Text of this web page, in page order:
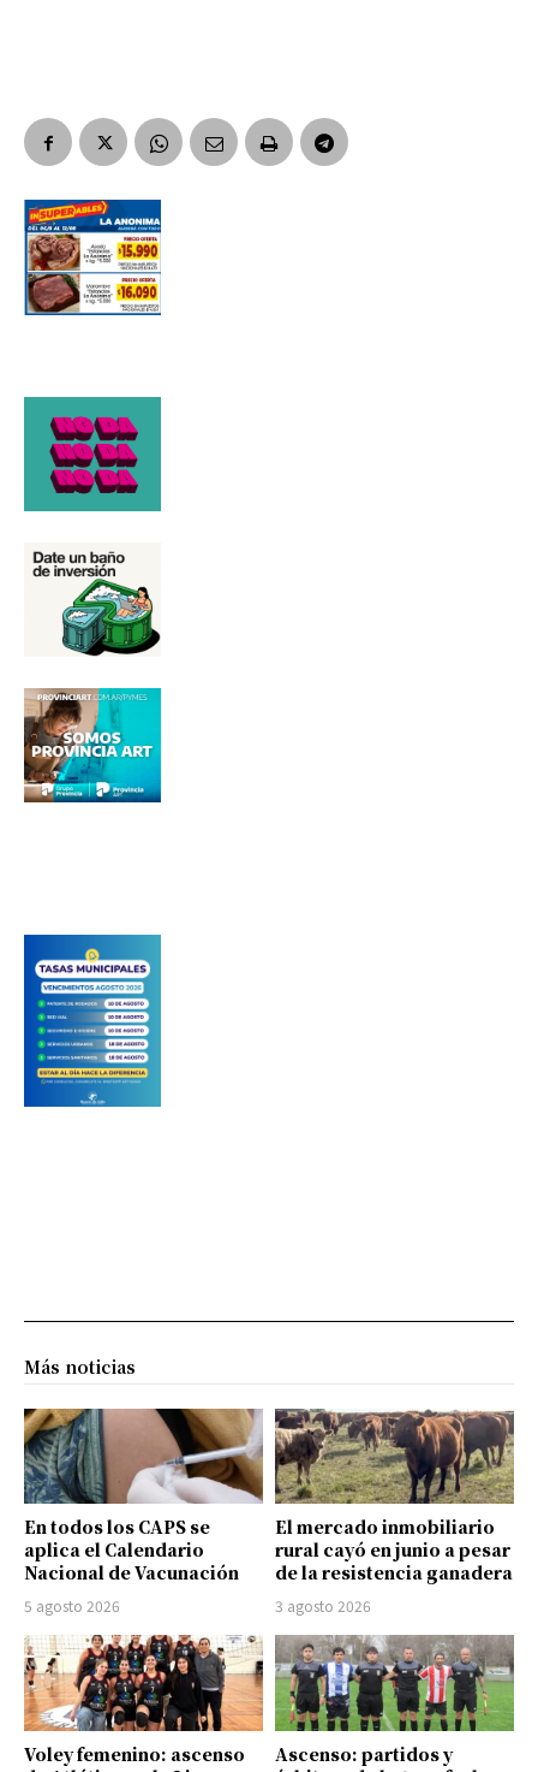
Más noticias
En todos los CAPS se
aplica el Calendario
Nacional de Vacunación
5 agosto 2026
El mercado inmobiliario
rural cayó en junio a pesar
de la resistencia ganadera
3 agosto 2026
Voley femenino: ascenso
Ascenso: partidos y